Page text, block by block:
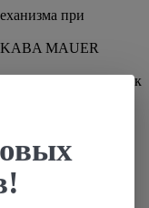
при
KABA MAUER
креплений к